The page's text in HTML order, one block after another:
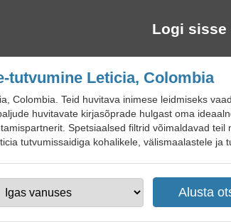
Logi sisse
tutvumine Leticia, Colombia
Colombia. Teid huvitava inimese leidmiseks
huvitavate kirjasõprade hulgast oma
Spetsiaalsed filtrid võimaldavad
tutvumissaidiga kohalikele, välismaalastele ja